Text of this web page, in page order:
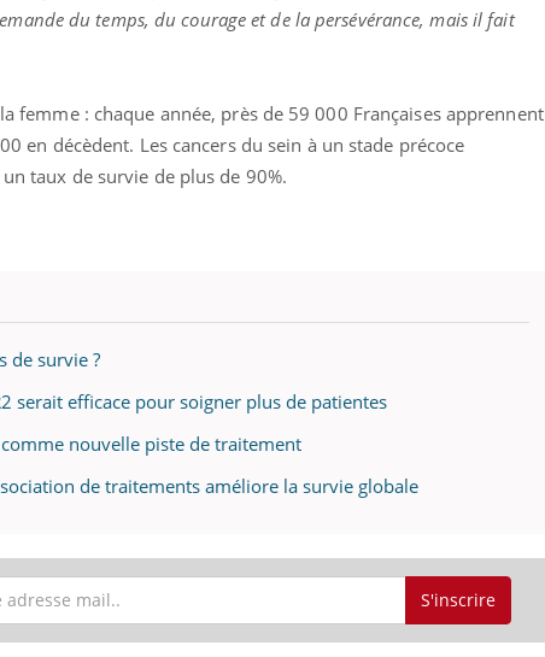
du temps, du courage et de la persévérance, mais il fait
femme : chaque année, près de 59 000 Françaises apprennent
en décèdent. Les cancers du sein à un stade précoce
taux de survie de plus de 90%.
de survie ?
serait efficace pour soigner plus de patientes
nouvelle piste de traitement
de traitements améliore la survie globale
S'inscrire